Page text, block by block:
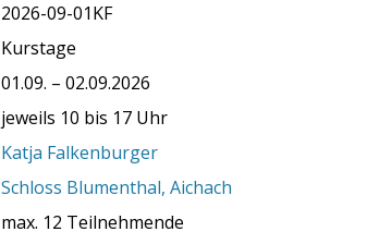
2026-09-01KF
Kurstage
01.09. – 02.09.2026
jeweils 10 bis 17 Uhr
Katja Falkenburger
Schloss Blumenthal, Aichach
max. 12 Teilnehmende